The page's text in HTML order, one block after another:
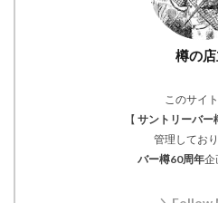
樽の
このサイト
【 サントリーバー
管理しており
バー樽60周年企